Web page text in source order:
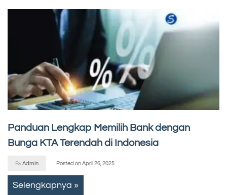
Panduan Lengkap Memilih Bank dengan
Bunga KTA Terendah di Indonesia
ByAdmin Posted onApril 26, 2025
Selengkapnya »